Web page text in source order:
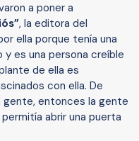
a poner a
, la editora del
ella porque tenía una
es una persona creíble
de ella es
con ella. De
gente, entonces la gente
abrir una puerta